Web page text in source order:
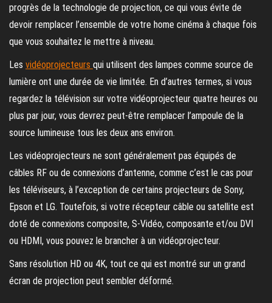
progrès de la technologie de projection, ce qui vous évite de
devoir remplacer l’ensemble de votre home cinéma à chaque fois
que vous souhaitez le mettre à niveau.
Les vidéoprojecteurs qui utilisent des lampes comme source de
lumière ont une durée de vie limitée. En d’autres termes, si vous
regardez la télévision sur votre vidéoprojecteur quatre heures ou
plus par jour, vous devrez peut-être remplacer l’ampoule de la
source lumineuse tous les deux ans environ.
Les vidéoprojecteurs ne sont généralement pas équipés de
câbles RF ou de connexions d’antenne, comme c’est le cas pour
les téléviseurs, à l’exception de certains projecteurs de Sony,
Epson et LG. Toutefois, si votre récepteur câble ou satellite est
doté de connexions composite, S-Vidéo, composante et/ou DVI
ou HDMI, vous pouvez le brancher à un vidéoprojecteur.
Sans résolution HD ou 4K, tout ce qui est montré sur un grand
écran de projection peut sembler déformé.